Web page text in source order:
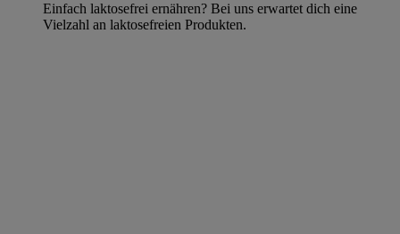
Einfach laktosefrei ernähren? Bei uns erwartet dich eine
Vielzahl an laktosefreien Produkten.